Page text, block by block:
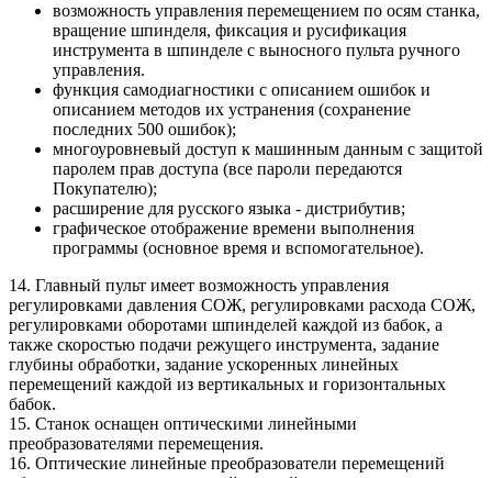
возможность управления перемещением по осям станка,
вращение шпинделя, фиксация и русификация
инструмента в шпинделе с выносного пульта ручного
управления.
функция самодиагностики с описанием ошибок и
описанием методов их устранения (сохранение
последних 500 ошибок);
многоуровневый доступ к машинным данным с защитой
паролем прав доступа (все пароли передаются
Покупателю);
расширение для русского языка - дистрибутив;
графическое отображение времени выполнения
программы (основное время и вспомогательное).
14. Главный пульт имеет возможность управления
регулировками давления СОЖ, регулировками расхода СОЖ,
регулировками оборотами шпинделей каждой из бабок, а
также скоростью подачи режущего инструмента, задание
глубины обработки, задание ускоренных линейных
перемещений каждой из вертикальных и горизонтальных
бабок.
15. Станок оснащен оптическими линейными
преобразователями перемещения.
16. Оптические линейные преобразователи перемещений